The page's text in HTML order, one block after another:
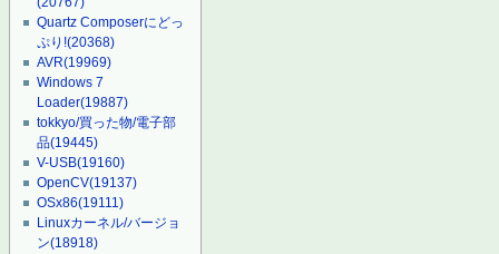
Quartz Composerにどっ
ぷり!(20368)
AVR(19969)
Windows 7
Loader(19887)
tokkyo/買った物/電子部
品(19445)
V-USB(19160)
OpenCV(19137)
OSx86(19111)
Linuxカーネル/バージョ
ン(18918)